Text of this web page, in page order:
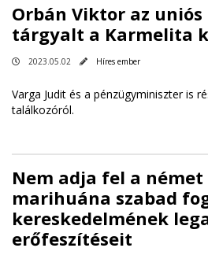
Orbán Viktor az
tárgyalt a Karmelita
2023.05.02 Híres ember
Varga Judit és a pénzügyminiszter is
találkozóról.
Nem adja fel a
marihuána szabad
kereskedelmének
erőfeszítéseit